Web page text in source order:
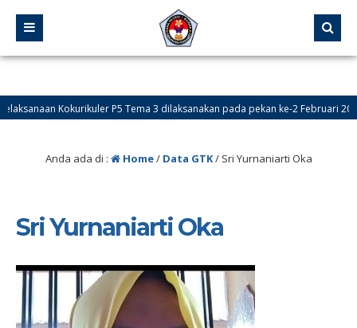
Kokurikuler P5 Tema 3 dilaksanakan pada pekan ke-2 Februari 2026
Peserta Didik Baru (PPDB) Online dibuka pada tanggal 24 Mei – 18 Juni
Anda ada di : Home/ Data GTK/ Sri Yurnaniarti Oka
Sri Yurnaniarti Oka